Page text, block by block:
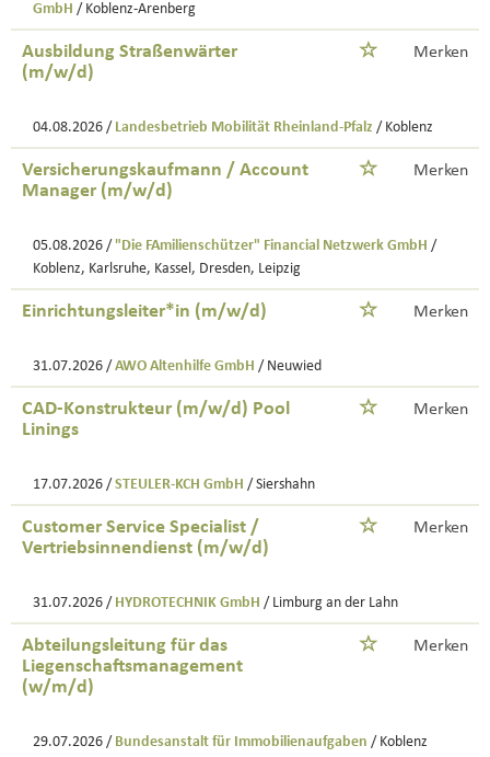
GmbH / Koblenz-Arenberg
Ausbildung Straßenwärter
(m/w/d)
Merken
04.08.2026 / Landesbetrieb Mobilität Rheinland-Pfalz / Koblenz
Versicherungskaufmann / Account
Manager (m/w/d)
Merken
05.08.2026 / "Die FAmilienschützer" Financial Netzwerk GmbH /
Koblenz, Karlsruhe, Kassel, Dresden, Leipzig
Einrichtungsleiter*in (m/w/d) Merken
31.07.2026 / AWO Altenhilfe GmbH / Neuwied
CAD-Konstrukteur (m/w/d) Pool
Linings
Merken
17.07.2026 / STEULER-KCH GmbH / Siershahn
Customer Service Specialist /
Vertriebsinnendienst (m/w/d)
Merken
31.07.2026 / HYDROTECHNIK GmbH / Limburg an der Lahn
Abteilungsleitung für das
Liegenschaftsmanagement
(w/m/d)
Merken
29.07.2026 / Bundesanstalt für Immobilienaufgaben / Koblenz